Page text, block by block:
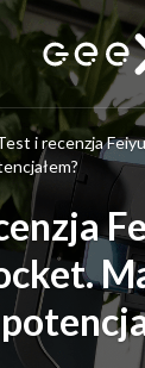
i recenzja